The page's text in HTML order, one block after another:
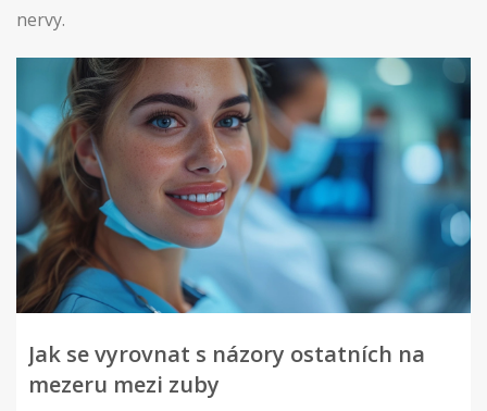
nervy.
Jak se vyrovnat s názory ostatních na
mezeru mezi zuby